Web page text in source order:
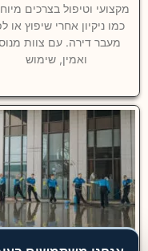
מקצועי וטיפול בצרכים
כמו ניקיון אחרי שיפוץ או
מעבר דירה. עם צוות
ואמין, שימוש
חברת שירותי ניקיון